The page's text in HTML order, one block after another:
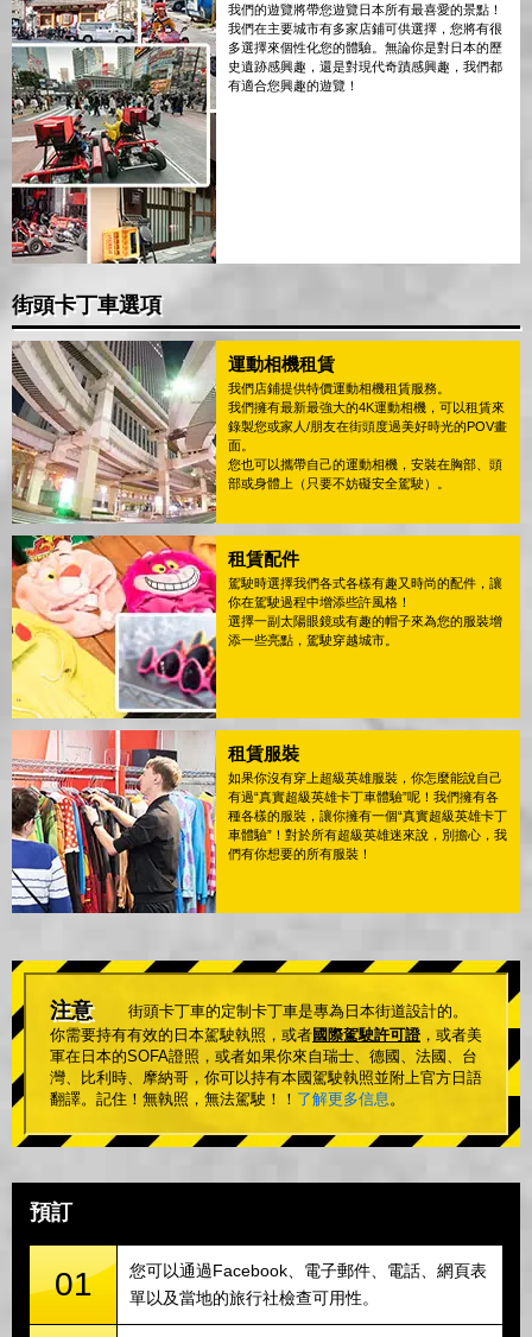
我們的遊覽將帶您遊覽日本所有最喜愛的景點！
我們在主要城市有多家店鋪可供選擇，您將有很
多選擇來個性化您的體驗。無論你是對日本的歷
史遺跡感興趣，還是對現代奇蹟感興趣，我們都
有適合您興趣的遊覽！
街頭卡丁車選項
運動相機租賃
我們店鋪提供特價運動相機租賃服務。
我們擁有最新最強大的4K運動相機，可以租賃來
錄製您或家人/朋友在街頭度過美好時光的POV畫
面。
您也可以攜帶自己的運動相機，安裝在胸部、頭
部或身體上（只要不妨礙安全駕駛）。
租賃配件
駕駛時選擇我們各式各樣有趣又時尚的配件，讓
你在駕駛過程中增添些許風格！
選擇一副太陽眼鏡或有趣的帽子來為您的服裝增
添一些亮點，駕駛穿越城市。
租賃服裝
如果你沒有穿上超級英雄服裝，你怎麼能說自己
有過“真實超級英雄卡丁車體驗”呢！我們擁有各
種各樣的服裝，讓你擁有一個“真實超級英雄卡丁
車體驗”！對於所有超級英雄迷來說，別擔心，我
們有你想要的所有服裝！
注意
街頭卡丁車的定制卡丁車是專為日本街道設計的。
你需要持有有效的日本駕駛執照，或者國際駕駛許可證 ，或者美
軍在日本的SOFA證照，或者如果你來自瑞士、德國、法國、台
灣、比利時、摩納哥，你可以持有本國駕駛執照並附上官方日語
翻譯。記住！無執照，無法駕駛！！ 了解更多信息。
預訂
01
您可以通過Facebook、電子郵件、電話、網頁表
單以及當地的旅行社檢查可用性。